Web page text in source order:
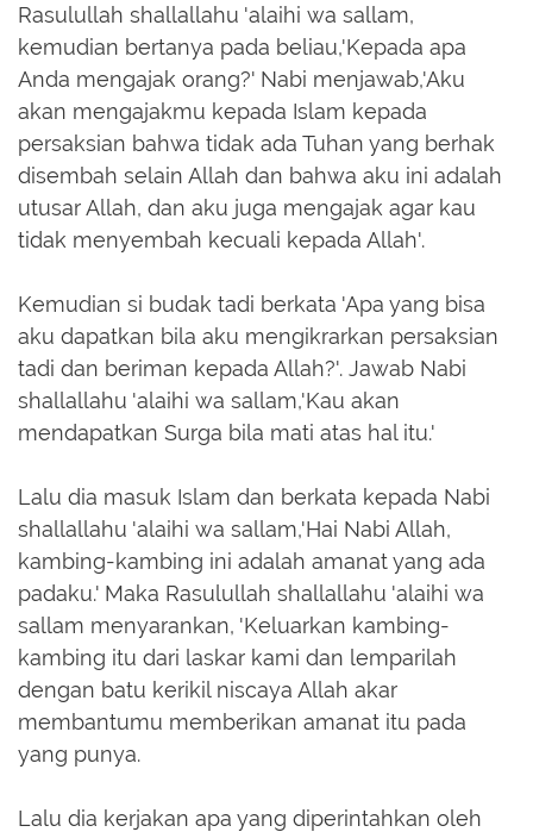
Rasulullah shallallahu 'alaihi wa sallam,
kemudian bertanya pada beliau,'Kepada apa
Anda mengajak orang?' Nabi menjawab,'Aku
akan mengajakmu kepada Islam kepada
persaksian bahwa tidak ada Tuhan yang berhak
disembah selain Allah dan bahwa aku ini adalah
utusar Allah, dan aku juga mengajak agar kau
tidak menyembah kecuali kepada Allah'.
Kemudian si budak tadi berkata 'Apa yang bisa
aku dapatkan bila aku mengikrarkan persaksian
tadi dan beriman kepada Allah?'. Jawab Nabi
shallallahu 'alaihi wa sallam,'Kau akan
mendapatkan Surga bila mati atas hal itu.'
Lalu dia masuk Islam dan berkata kepada Nabi
shallallahu 'alaihi wa sallam,'Hai Nabi Allah,
kambing-kambing ini adalah amanat yang ada
padaku.' Maka Rasulullah shallallahu 'alaihi wa
sallam menyarankan, 'Keluarkan kambing-
kambing itu dari laskar kami dan lemparilah
dengan batu kerikil niscaya Allah akar
membantumu memberikan amanat itu pada
yang punya.
Lalu dia kerjakan apa yang diperintahkan oleh